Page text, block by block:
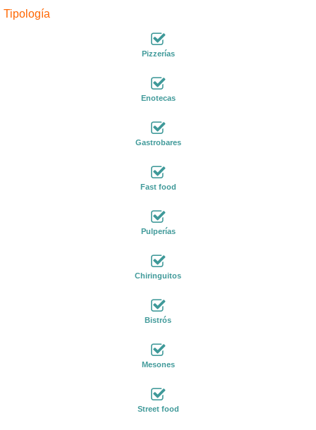
Tipología
Pizzerías
Enotecas
Gastrobares
Fast food
Pulperías
Chiringuitos
Bistrós
Mesones
Street food